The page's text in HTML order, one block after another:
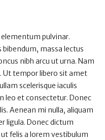
pulvinar.
bibendum, massa lectus
nibh arcu ut urna. Nam
Ut tempor libero sit amet
scelerisque iaculis
leo et consectetur. Donec
Aenean mi nulla, aliquam
ligula. Donec dictum
felis a lorem vestibulum